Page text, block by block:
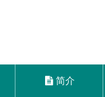
简介